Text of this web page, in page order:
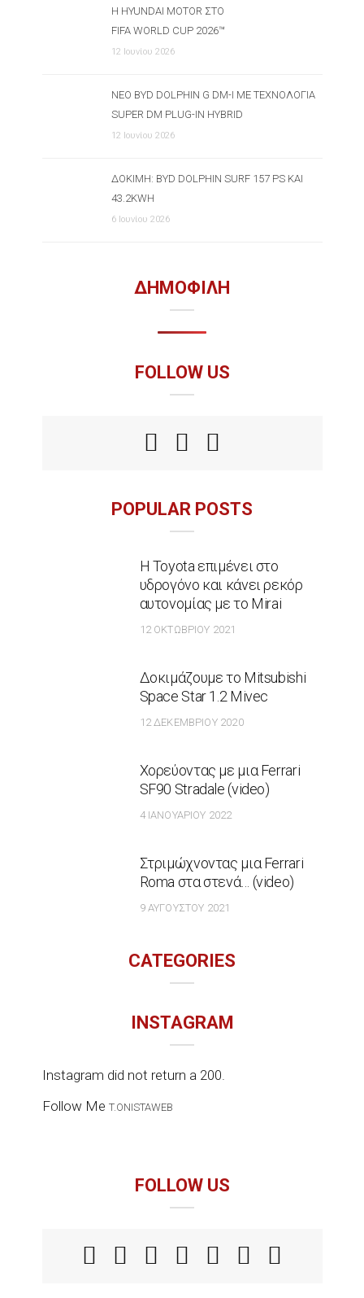
Η HYUNDAI MOTOR ΣΤΟ
FIFA WORLD CUP 2026™
12 Ιουνίου 2026
ΝΈΟ BYD DOLPHIN G DM-I ΜΕ ΤΕΧΝΟΛΟΓΊΑ
SUPER DM PLUG-IN HYBRID
12 Ιουνίου 2026
ΔΟΚΙΜΉ: BYD DOLPHIN SURF 157 PS ΚΑΙ
43.2KWH
6 Ιουνίου 2026
ΔΗΜΟΦΙΛΗ
FOLLOW US
POPULAR POSTS
Η Toyota επιμένει στο
υδρογόνο και κάνει ρεκόρ
αυτονομίας με το Mirai
12 ΟΚΤΩΒΡΊΟΥ 2021
Δοκιμάζουμε το Mitsubishi
Space Star 1.2 Mivec
12 ΔΕΚΕΜΒΡΊΟΥ 2020
Χορεύοντας με μια Ferrari
SF90 Stradale (video)
4 ΙΑΝΟΥΑΡΊΟΥ 2022
Στριμώχνοντας μια Ferrari
Roma στα στενά… (video)
9 ΑΥΓΟΎΣΤΟΥ 2021
CATEGORIES
INSTAGRAM
Instagram did not return a 200.
Follow Me T.ONISTAWEB
FOLLOW US